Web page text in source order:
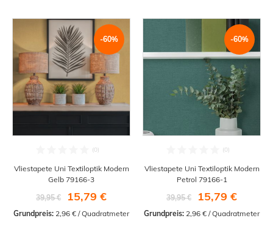
-60%
Vliestapete Uni Textiloptik Modern
Gelb 79166-3
39,95 €
15,79 €
Grundpreis: 2,96 € / Quadratmeter
-60%
Vliestapete Uni Textiloptik Modern
Petrol 79166-1
39,95 €
15,79 €
Grundpreis: 2,96 € / Quadratmeter